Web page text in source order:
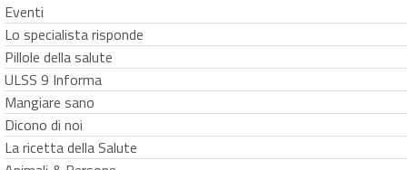
Eventi
Lo specialista risponde
Pillole della salute
ULSS 9 Informa
Mangiare sano
Dicono di noi
La ricetta della Salute